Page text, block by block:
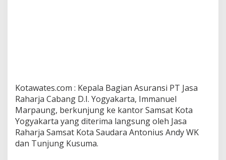
Kotawates.com : Kepala Bagian Asuransi PT Jasa
Raharja Cabang D.I. Yogyakarta, Immanuel
Marpaung, berkunjung ke kantor Samsat Kota
Yogyakarta yang diterima langsung oleh Jasa
Raharja Samsat Kota Saudara Antonius Andy WK
dan Tunjung Kusuma.